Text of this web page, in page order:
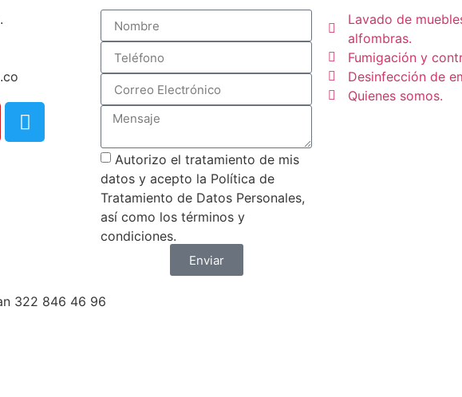
Autorizo el tratamiento de mis
datos y acepto la Política de
Tratamiento de Datos Personales,
así como los términos y
condiciones.
Enviar
Lavado de
alfombras.
Fumigación y
Desinfección de
Quienes somos.
322 846 46 96